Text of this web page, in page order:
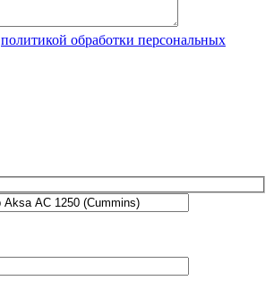
политикой обработки персональных